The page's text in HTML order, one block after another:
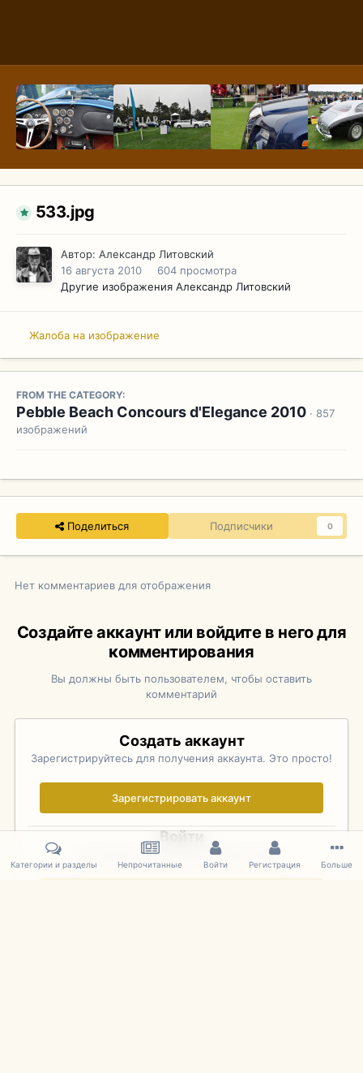
533.jpg
Автор: Александр Литовский
16 августа 2010
604 просмотра
Другие изображения Александр Литовский
Жалоба на изображение
FROM THE CATEGORY:
Pebble Beach Concours d'Elegance 2010 · 857
изображений
Поделиться Подписчики 0
Нет комментариев для отображения
Создайте аккаунт или войдите в него для
комментирования
Вы должны быть пользователем, чтобы оставить
комментарий
Создать аккаунт
Зарегистрируйтесь для получения аккаунта. Это просто!
Зарегистрировать аккаунт
Войти
Уже зарегистрированы? Войдите здесь.
Категории и разделы Непрочитанные Войти Регистрация Больше